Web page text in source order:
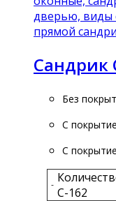
Сандрик
Без
С
С
- С-162